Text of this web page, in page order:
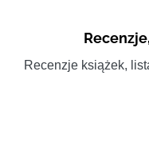
Recenzje
Recenzje książek,